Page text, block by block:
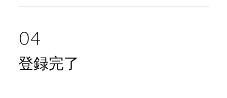
04
登録完了